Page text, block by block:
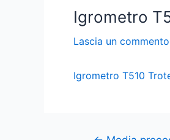
Igrometro
Lascia un commento
Igrometro T510